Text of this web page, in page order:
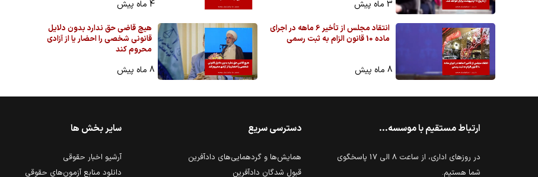
3 ماه پیش 4 ماه پیش
انتقاد مجلس از تأخیر 6 ماهه در اجرای
ماده 10 قانون الزام به ثبت رسمی
8 ماه پیش
هیچ قاضی حق ندارد بدون دلایل
قانونی شخصی را احضار یا از آزادی
محروم کند
8 ماه پیش
ارتباط مستقیم با موسسه...
در روزهای اداری، از ساعت 8 الی 17 پاسخگوی
شما هستیم.
دسترسی سریع
همایش‌ها و گردهمایی‌های دادآفرین
قبول شدگان دادآفرین
سایر بخش ها
آرشیو اخبار حقوقی
دانلود منابع آزمون‌های حقوقی